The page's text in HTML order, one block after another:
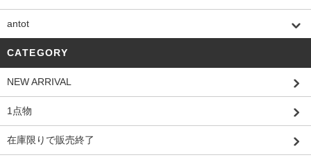
antot
CATEGORY
NEW ARRIVAL
1点物
在庫限りで販売終了